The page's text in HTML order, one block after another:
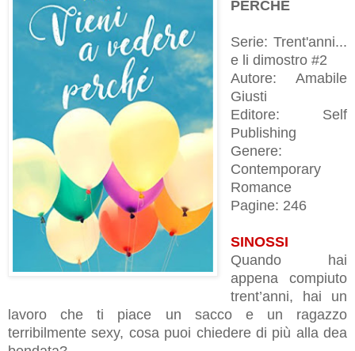
PERCHÉ
Serie: Trent'anni...
e li dimostro #2
Autore: Amabile
Giusti
Editore: Self
Publishing
Genere:
Contemporary
Romance
Pagine: 246
SINOSSI
Quando hai
appena compiuto
trent’anni, hai un
lavoro che ti piace un sacco e un ragazzo
terribilmente sexy, cosa puoi chiedere di più alla dea